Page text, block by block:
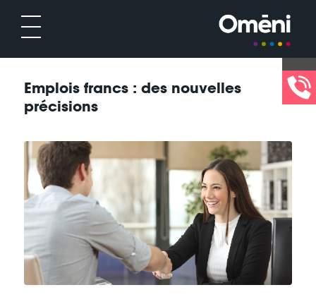
Emplois francs : des nouvelles
précisions